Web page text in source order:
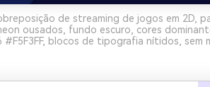
de streaming de jogos em 2D,
ousados, fundo escuro, cores
#F5F3FF, blocos de tipografia nítidos, sem